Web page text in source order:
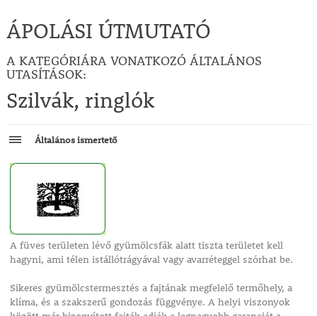
ÁPOLÁSI ÚTMUTATÓ
A KATEGÓRIÁRA VONATKOZÓ ÁLTALÁNOS
UTASÍTÁSOK:
Szilvák, ringlók
Általános ismertető
A füves területen lévő gyümölcsfák alatt tiszta területet kell
hagyni, ami télen istállótrágyával vagy avarréteggel szórhat be.
Sikeres gyümölcstermesztés a fajtának megfelelő termőhely, a
klíma, és a szakszerű gondozás függvénye. A helyi viszonyok